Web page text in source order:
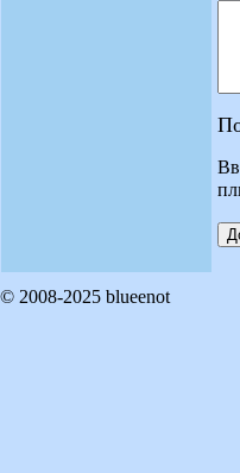
© 2008-2025 blueenot